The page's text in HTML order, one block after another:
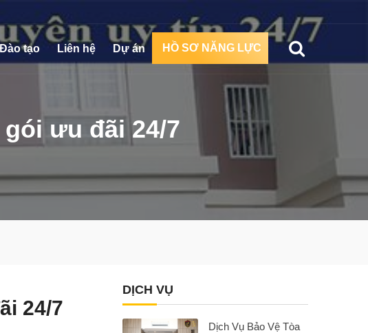
Đào tạo Liên hệ Dự án HỒ SƠ NĂNG LỰC
ưu đãi 24/7
24/7
DỊCH VỤ
Dịch Vụ Bảo Vệ Tòa